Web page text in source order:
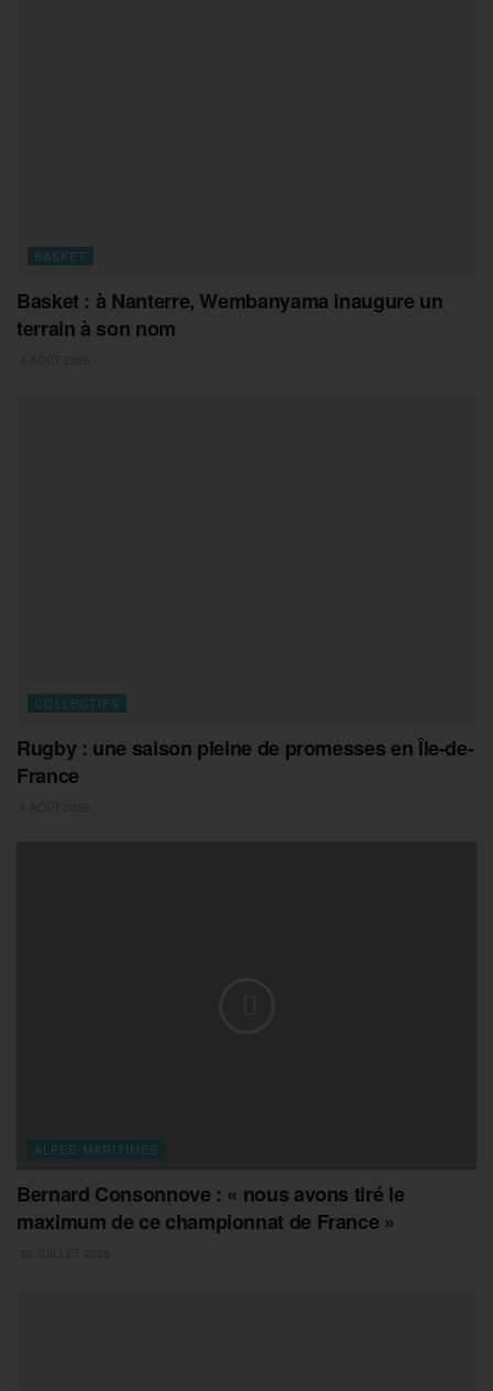
BASKET
Basket : à Nanterre, Wembanyama inaugure un
terrain à son nom
COLLECTIFS
Rugby : une saison pleine de promesses en Île-de-
France
ALPES-MARITIMES
Bernard Consonnove : « nous avons tiré le
maximum de ce championnat de France »